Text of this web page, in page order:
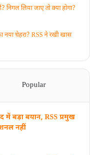
निगल लिया जाए तो क्या होगा?
नया चेहरा? RSS ने रखी खास
Popular
में बड़ा बयान, RSS प्रमुख
नहीं